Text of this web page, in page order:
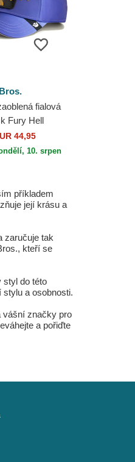
fialová
Fury Hell
The
Bros.
44,95
10. srpen
příkladem
její krásu a
zaručuje tak
kteří se
styl do této
a osobnosti.
vášní značky pro
a pořiďte